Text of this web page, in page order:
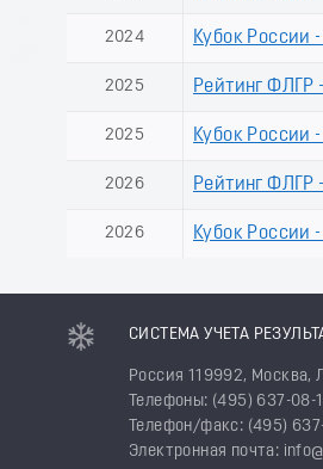
2024 Кубок
2025 Рейтинг
2025 Кубок
2026 Рейтинг
2026 Кубок
СИСТЕМА УЧЕТА
Россия 119992, Москва,
Телефоны: (495) 637-08-
Телефон/факс: (495)
Электронная почта: